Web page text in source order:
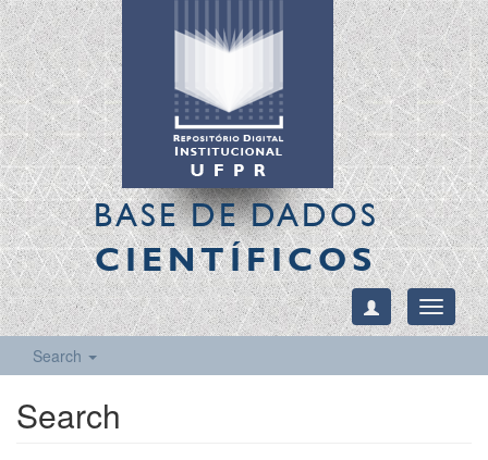
BASE DE DADOS
CIENTÍFICOS
Toggle
Search
Search